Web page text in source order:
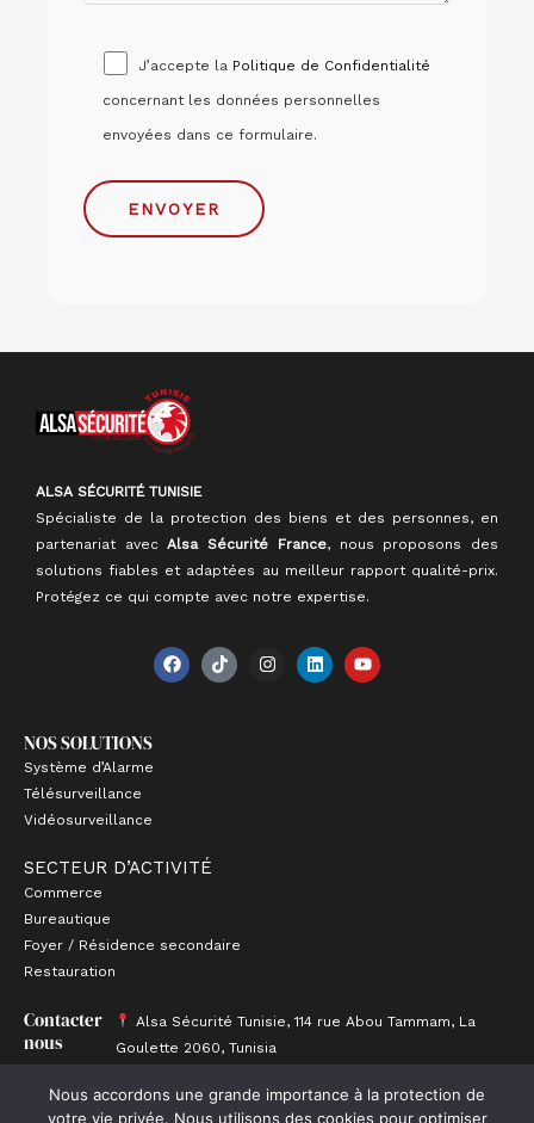
J’accepte la Politique de Confidentialité
concernant les données personnelles
envoyées dans ce formulaire.
ALSA SÉCURITÉ TUNISIE
Spécialiste de la protection des biens et des personnes, en
partenariat avecAlsa Sécurité France, nous proposons des
solutions fiables et adaptées au meilleur rapport qualité-prix.
Protégez ce qui compte avec notre expertise.
F
a
c
T
i
k
I
n
L
i
n
Y
o
u
NOS SOLUTIONS
Système d’Alarme
Télésurveillance
Vidéosurveillance
SECTEUR D’ACTIVITÉ
Commerce
Bureautique
Foyer / Résidence secondaire
Restauration
Contacter
nous
Alsa Sécurité Tunisie, 114 rue Abou Tammam, La
Goulette 2060, Tunisia
Téléphone : +216 28 22 90 00 / +216 23 11 87 07
Nous accordons une grande importance à la protection de
votre vie privée. Nous utilisons des cookies pour optimiser